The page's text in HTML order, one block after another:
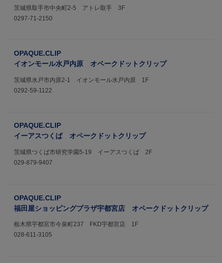
茨城県取手市中央町2-5 アトレ取手 3F
0297-71-2150
OPAQUE.CLIP
イオンモール水戸内原 オペークドットクリップ
茨城県水戸市内原2-1 イオンモール水戸内原 1F
0292-59-1122
OPAQUE.CLIP
イーアスつくば オペークドットクリップ
茨城県つくば市研究学園5-19 イーアスつくば 2F
029-879-9407
OPAQUE.CLIP
福田屋ショッピングプラザ宇都宮店 オペークドットクリップ
栃木県宇都宮市今泉町237 FKD宇都宮店 1F
028-611-3105